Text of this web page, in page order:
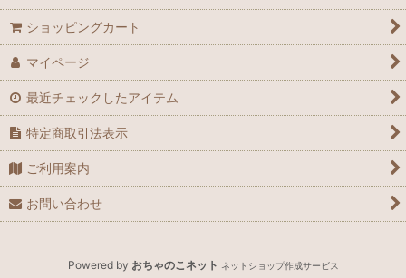
ショッピングカート
マイページ
最近チェックしたアイテム
特定商取引法表示
ご利用案内
お問い合わせ
Powered by おちゃのこネット ネットショップ作成サービス